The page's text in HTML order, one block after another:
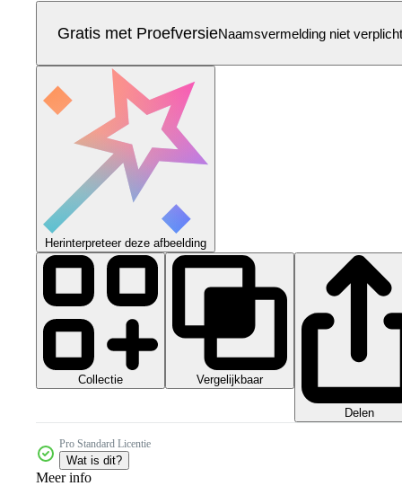
Gratis met ProefversieNaamsvermelding niet verplicht
Herinterpreteer deze afbeelding
Collectie Vergelijkbaar
Delen
Pro Standard Licentie
Wat is dit?
Meer info